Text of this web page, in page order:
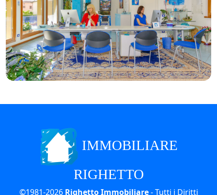
IMMOBILIARE
RIGHETTO
©1981-2026 Righetto Immobiliare - Tutti i Diritti